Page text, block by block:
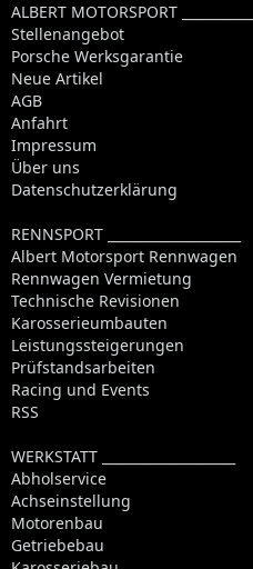
ALBERT MOTORSPORT ____________
Stellenangebot
Porsche Werksgarantie
Neue Artikel
AGB
Anfahrt
Impressum
Über uns
Datenschutzerklärung
RENNSPORT ____________________
Albert Motorsport Rennwagen
Rennwagen Vermietung
Technische Revisionen
Karosserieumbauten
Leistungssteigerungen
Prüfstandsarbeiten
Racing und Events
RSS
WERKSTATT ____________________
Abholservice
Achseinstellung
Motorenbau
Getriebebau